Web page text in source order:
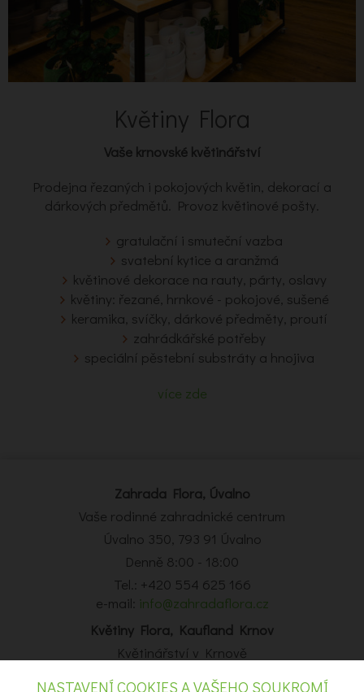
Květiny Flora
Vaše krnovské květinářství
Prodejna řezaných i pokojových květin, dekorací a
dárkových předmětů. Provoz květinové pošty.
gratulační i smuteční vazba
svatební kytice a aranžmá
květinové dekorace na rauty, párty, oslavy
květiny: řezané, hrnkové - pokojové, sušené
keramika, svíčky, dárkové předměty, proutí
zahrádkářské potřeby
speciální pěstební substráty a hnojiva
více zde
Zahrada Flora, Úvalno
Vaše rodinné zahradnické centrum
Úvalno 350, 793 91 Úvalno
Denně 8:00 - 18:00
Tel.: +420 554 625 166
e-mail: info@zahradaflora.cz
Květiny Flora, Kaufland Krnov
Květinářství v Krnově
Obchodní centrum Kaufland Krnov, Opavská 14, Krnov
NASTAVENÍ COOKIES A VAŠEHO SOUKROMÍ